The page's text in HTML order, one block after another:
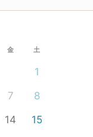
金 土
1
7
8
14
15